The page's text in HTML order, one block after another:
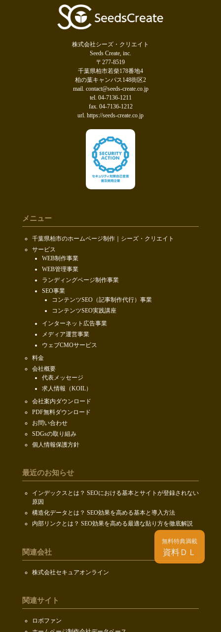
無料特典満載
資料ＤＬ
株式会社シーズ・クリエイト
Seeds Create, inc.
〒277-8519
千葉県柏市若柴178番地4
柏の葉キャンパス148街区2
mail. contact@seeds-create.co.jp
tel. 04-7136-1211
fax. 04-7136-1212
url. https://seeds-create.co.jp
メニュー
千葉県柏市のホームページ制作｜シーズ・クリエイト
サービス
WEB制作事業
WEB管理事業
ランディングページ制作事業
SEO事業
コンテンツSEO（記事制作代行）事業
コンテンツSEO実践講座
インターネット広告事業
メディア運営事業
ウェブCMOサービス
料金
会社概要
代表メッセージ
求人情報（KOIL）
会社案内ダウンロード
PDF無料ダウンロード
お問い合わせ
SDGsの取り組み
個人情報保護方針
最近のお知らせ
インデックスとは？ SEOにおける基本とサイトが登録されない
原因
構造化データとは？ SEO効果を高める基本と導入方法
内部リンクとは？ SEO効果を高める最適な貼り方を徹底解説
関連会社
株式会社セキュアオンライン
関連サイト
ロボファン